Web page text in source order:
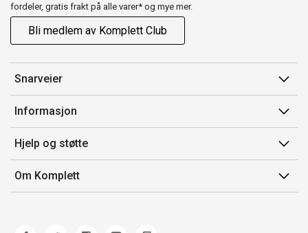
fordeler, gratis frakt på alle varer* og mye mer.
Bli medlem av Komplett Club
Snarveier
Min side
Ordreoversikt
Flex
Komplett Club
Informasjon
Salgsbetingelser
Medlemsvilkår for Komplett Club
Merker/produsent
Hjelp og støtte
Kontakt oss
Kundeservice
Om Komplett